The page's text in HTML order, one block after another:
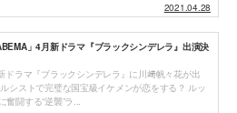
2021.04.28
」4月新ドラマ『ブラックシンデレラ』出演決
ドラマ『ブラックシンデレラ』に川﨑帆々花が出
シストで完璧な国宝級イケメンが恋をする？ ルッ
闘する“逆襲”ラ...